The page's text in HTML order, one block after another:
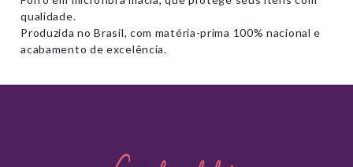
qualidade.
Produzida no Brasil, com matéria-prima 100% nacional e
acabamento de excelência.